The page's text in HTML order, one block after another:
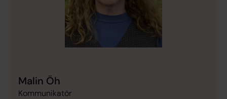
Malin Öh
Kommunikatör